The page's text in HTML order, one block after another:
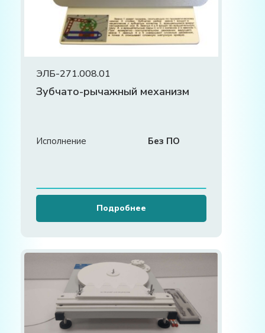
ЭЛБ-271.008.01
Зубчато-рычажный механизм
Исполнение Без ПО
Подробнее